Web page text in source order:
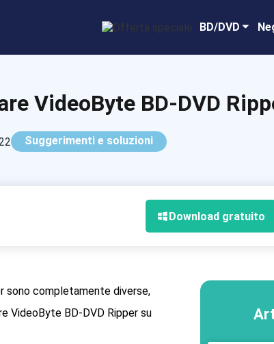
BD/DVD
VideoByte BD-DVD
Suggerimenti e soluzioni
Download gratuito
sono completamente diverse,
VideoByte BD-DVD Ripper su